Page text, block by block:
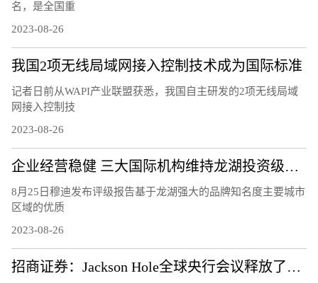
名，是全国重
2023-08-26
我国2项无线局域网接入控制技术成为国际标准
记者日前从WAPI产业联盟获悉，我国自主研发的2项无线局域
网接入控制技
2023-08-26
企业经营稳健 三大国际机构维持龙湖投资级评级
8月25日穆迪发布评级报告基于龙湖强大的品牌知名度主要城市
区域的优质
2023-08-26
招商证券：Jackson Hole全球央行会议释放了怎样的信号？